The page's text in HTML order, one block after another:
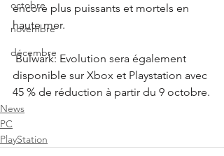
octobre
novembre
décembre
encore plus puissants et mortels en
haute mer.
Bulwark: Evolution sera également
disponible sur Xbox et Playstation avec
45 % de réduction à partir du 9 octobre.
News
PC
PlayStation